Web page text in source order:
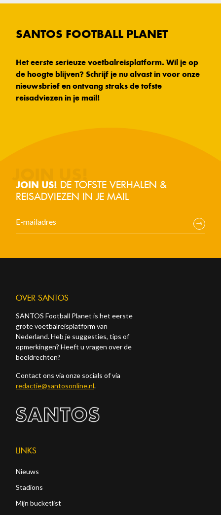
SANTOS FOOTBALL PLANET
Het eerste serieuze voetbalreisplatform. Wil je op
de hoogte blijven? Schrijf je nu alvast in voor onze
nieuwsbrief en ontvang straks de tofste
reisadviezen in je mail!
JOIN US! DE TOFSTE VERHALEN &
REISADVIEZEN IN JE MAIL
OVER SANTOS
SANTOS Football Planet is het eerste
grote voetbalreisplatform van
Nederland. Heb je suggesties, tips of
opmerkingen? Heeft u vragen over de
beeldrechten?
Contact ons via onze socials of via
redactie@santosonline.nl.
LINKS
Nieuws
Stadions
Mijn bucketlist